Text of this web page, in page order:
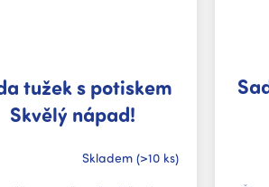
tužek s potiskem
Skvělý nápad!
Skladem (>10 ks)